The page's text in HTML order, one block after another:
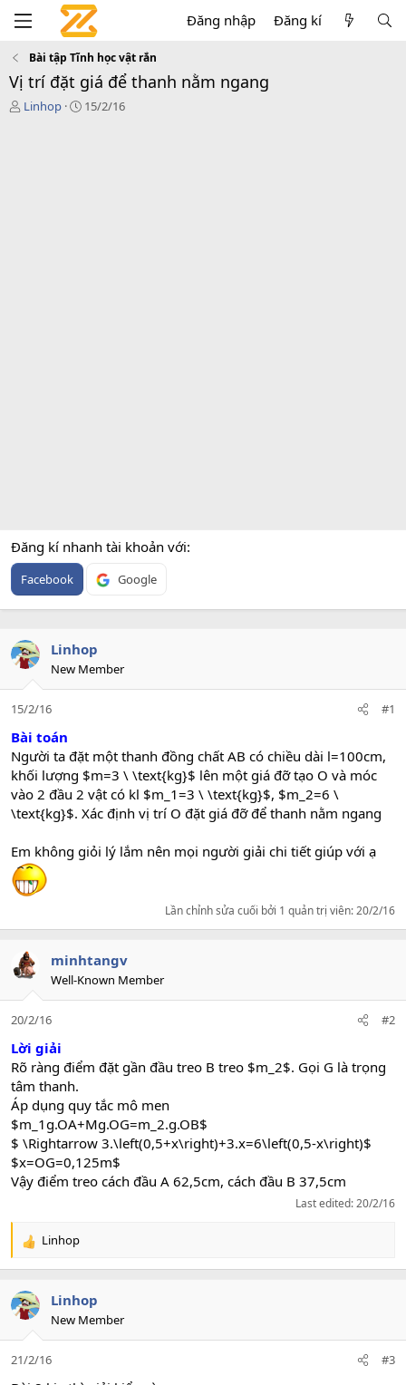
Đăng nhập Đăng kí
Bài tập Tĩnh học vật rắn
Vị trí đặt giá để thanh nằm ngang
TLinhop
N
15/2/16
Đăng kí nhanh tài khoản với
Facebook Google
Linhop
New Member
15/2/16 #1
Bài toán
Người ta đặt một thanh đồng chất AB có chiều dài l=100cm,
khối lượng $m=3 \ \text{kg}$ lên một giá đỡ tạo O và móc
vào 2 đầu 2 vật có kl $m_1=3 \ \text{kg}$, $m_2=6 \
\text{kg}$. Xác định vị trí O đặt giá đỡ để thanh nằm ngang
Em không giỏi lý lắm nên mọi người giải chi tiết giúp với ạ
Lần chỉnh sửa cuối bởi 1 quản trị viên:20/2/16
minhtangv
Well-Known Member
20/2/16 #2
Lời giải
Rõ ràng điểm đặt gần đầu treo B treo $m_2$. Gọi G là trọng
tâm thanh.
Áp dụng quy tắc mô men
$m_1g.OA+Mg.OG=m_2.g.OB$
$ \Rightarrow 3.\left(0,5+x\right)+3.x=6\left(0,5-x\right)$
$x=OG=0,125m$
Vậy điểm treo cách đầu A 62,5cm, cách đầu B 37,5cm
Last edited:20/2/16
R
c
t
o
n
Linhop
Linhop
New Member
21/2/16 #3